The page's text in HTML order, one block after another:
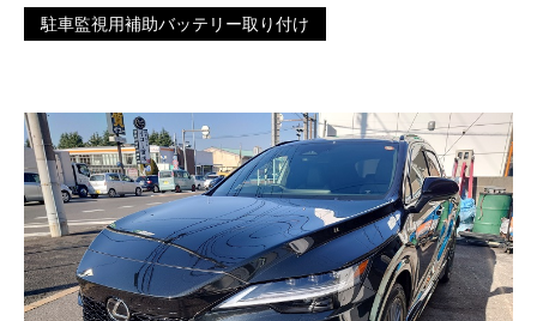
駐車監視用補助バッテリー取り付け